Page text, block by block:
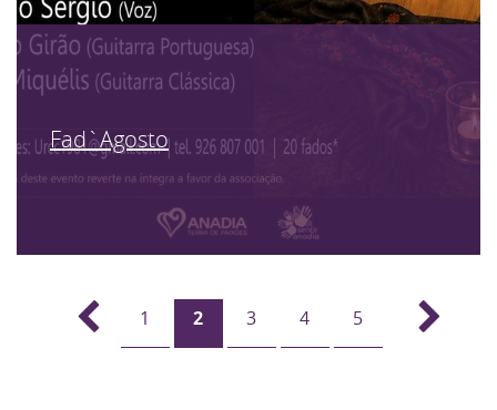
Fad`Agosto
1 2 3 4 5